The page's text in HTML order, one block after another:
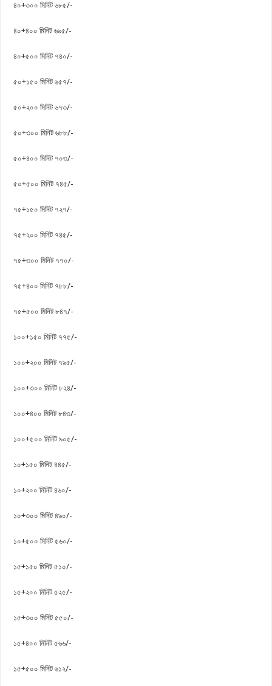
৪০+৩০০ মিনিট ৬৮৫/-
৪০+৪০০ মিনিট ৬৯৫/-
৪০+৫০০ মিনিট ৭৪০/-
৫০+১৫০ মিনিট ৬৫৭/-
৫০+২০০ মিনিট ৬৭৩/-
৫০+৩০০ মিনিট ৬৮৮/-
৫০+৪০০ মিনিট ৭০৩/-
৫০+৫০০ মিনিট ৭৪৫/-
৭৫+১৫০ মিনিট ৭২৭/-
৭৫+২০০ মিনিট ৭৪৫/-
৭৫+৩০০ মিনিট ৭৭০/-
৭৫+৪০০ মিনিট ৭৮৮/-
৭৫+৫০০ মিনিট ৮৪৭/-
১০০+১৫০ মিনিট ৭৭৫/-
১০০+২০০ মিনিট ৭৯৫/-
১০০+৩০০ মিনিট ৮২৪/-
১০০+৪০০ মিনিট ৮৪৩/-
১০০+৫০০ মিনিট ৯০৫/-
১০+১৫০ মিনিট ৪৪৫/-
১০+২০০ মিনিট ৪৬০/-
১০+৩০০ মিনিট ৪৯০/-
১০+৫০০ মিনিট ৫৬০/-
১৫+১৫০ মিনিট ৫১০/-
১৫+২০০ মিনিট ৫২৫/-
১৫+৩০০ মিনিট ৫৫০/-
১৫+৪০০ মিনিট ৫৬৬/-
১৫+৫০০ মিনিট ৬১২/-